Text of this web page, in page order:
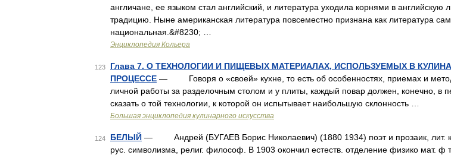
англичане, ее языком стал английский, и литература уходила корнями в английскую
традицию. Ныне американская литература повсеместно признана как литература
национальная.&#8230; …
Энциклопедия Кольера
123
Глава 7. О ТЕХНОЛОГИИ И ПИЩЕВЫХ МАТЕРИАЛАХ, ИСПОЛЬЗУЕМЫХ В
ПРОЦЕССЕ — Говоря о «своей» кухне, то есть об особенностях, приемах и
личной работы за разделочным столом и у плиты, каждый повар должен, конечно, в
сказать о той технологии, к которой он испытывает наибольшую склонность …
Большая энциклопедия кулинарного искусства
124 БЕЛЫЙ — Андрей (БУГАЕВ Борис Николаевич) (1880 1934) поэт и прозаик, лит.
рус. символизма, религ. философ. В 1903 окончил естеств. отделение физико мат. ф